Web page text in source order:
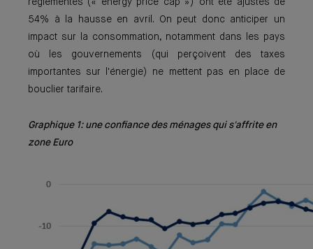
réglementés (« energy price cap ») ont été ajustés de
54% à la hausse en avril. On peut donc anticiper un
impact sur la consommation, notamment dans les pays
où les gouvernements (qui perçoivent des taxes
importantes sur l'énergie) ne mettent pas en place de
bouclier tarifaire.
Graphique 1: une confiance des ménages qui s'affrite en
zone Euro